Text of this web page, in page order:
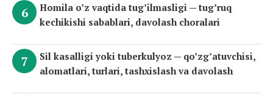
Homila o’z vaqtida tug’ilmasligi — tug’ruq
kechikishi sabablari, davolash choralari
Sil kasalligi yoki tuberkulyoz — qo’zg’atuvchisi,
alomatlari, turlari, tashxislash va davolash